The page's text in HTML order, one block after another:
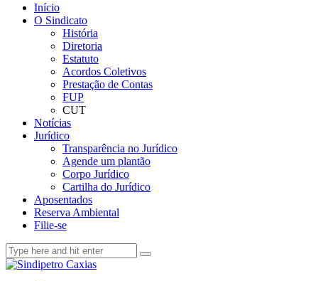
Início
O Sindicato
História
Diretoria
Estatuto
Acordos Coletivos
Prestação de Contas
FUP
CUT
Notícias
Jurídico
Transparência no Jurídico
Agende um plantão
Corpo Jurídico
Cartilha do Jurídico
Aposentados
Reserva Ambiental
Filie-se